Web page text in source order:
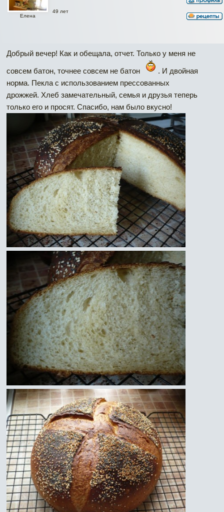
Елена
49 лет
Добрый вечер! Как и обещала, отчет. Только у меня не
совсем батон, точнее совсем не батон
. И двойная
норма. Пекла с использованием прессованных
дрожжей. Хлеб замечательный, семья и друзья теперь
только его и просят. Спасибо, нам было вкусно!